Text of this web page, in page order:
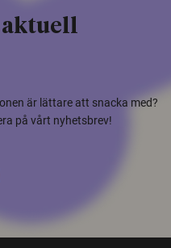
aktuell
är lättare att snacka med?
på vårt nyhetsbrev!